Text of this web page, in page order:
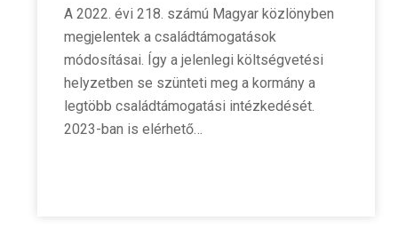
A 2022. évi 218. számú Magyar közlönyben
megjelentek a családtámogatások
módosításai. Így a jelenlegi költségvetési
helyzetben se szünteti meg a kormány a
legtöbb családtámogatási intézkedését.
2023-ban is elérhető…